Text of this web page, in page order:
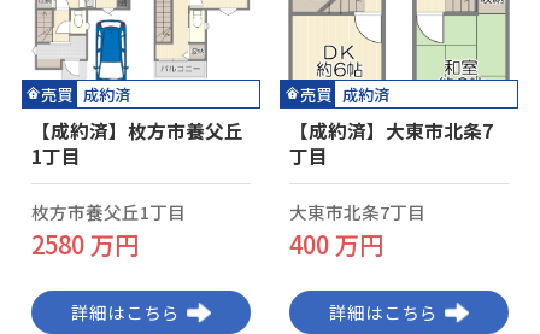
売買 成約済
【成約済】枚方市養父丘
1丁目
枚方市養父丘1丁目
2580 万円
詳細はこちら
売買 成約済
【成約済】大東市北条7
丁目
大東市北条7丁目
400 万円
詳細はこちら